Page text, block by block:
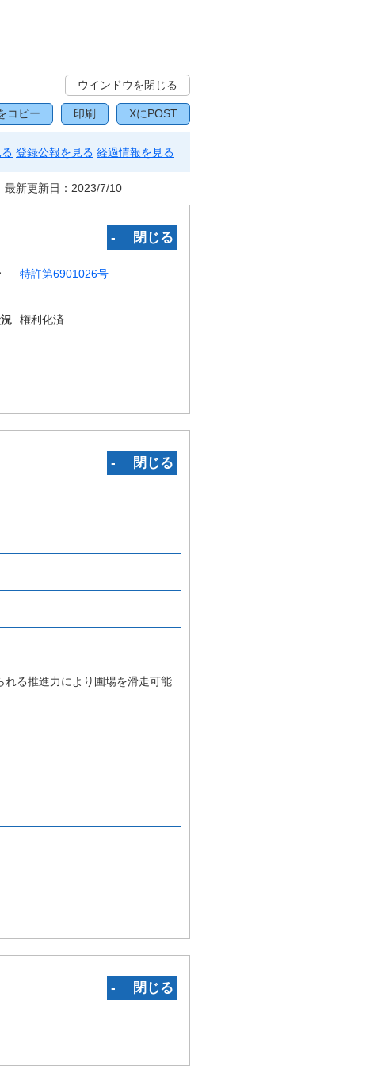
ウインドウを閉じる
コピー 印刷 XにPOST
登録公報を見る 経過情報を見る
最新更新日： 2023/7/10
‐ 閉じる
特許第6901026号
権利化済
‐ 閉じる
る推進力により圃場を滑走可能
‐ 閉じる